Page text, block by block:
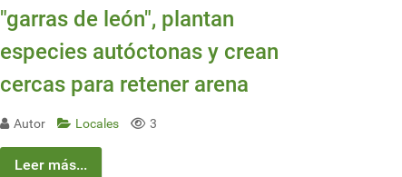
"garras de león", plantan
especies autóctonas y crean
cercas para retener arena
Autor Locales 3
Leer más...